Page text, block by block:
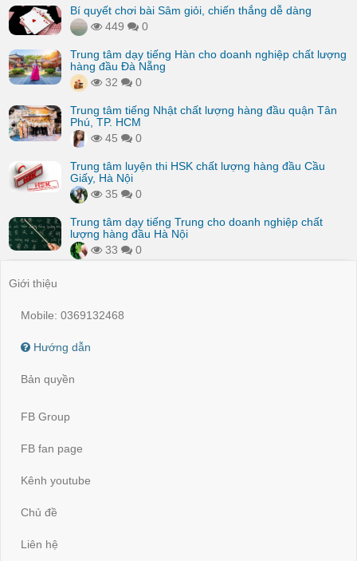
Bí quyết chơi bài Sâm giỏi, chiến thắng dễ dàng
449
0
Trung tâm dạy tiếng Hàn cho doanh nghiệp chất lượng
hàng đầu Đà Nẵng
32
0
Trung tâm tiếng Nhật chất lượng hàng đầu quận Tân
Phú, TP. HCM
45
0
Trung tâm luyện thi HSK chất lượng hàng đầu Cầu
Giấy, Hà Nội
35
0
Trung tâm dạy tiếng Trung cho doanh nghiệp chất
lượng hàng đầu Hà Nội
33
0
Giới thiệu
Mobile: 0369132468
Hướng dẫn
Bản quyền
FB Group
FB fan page
Kênh youtube
Chủ đề
Liên hệ